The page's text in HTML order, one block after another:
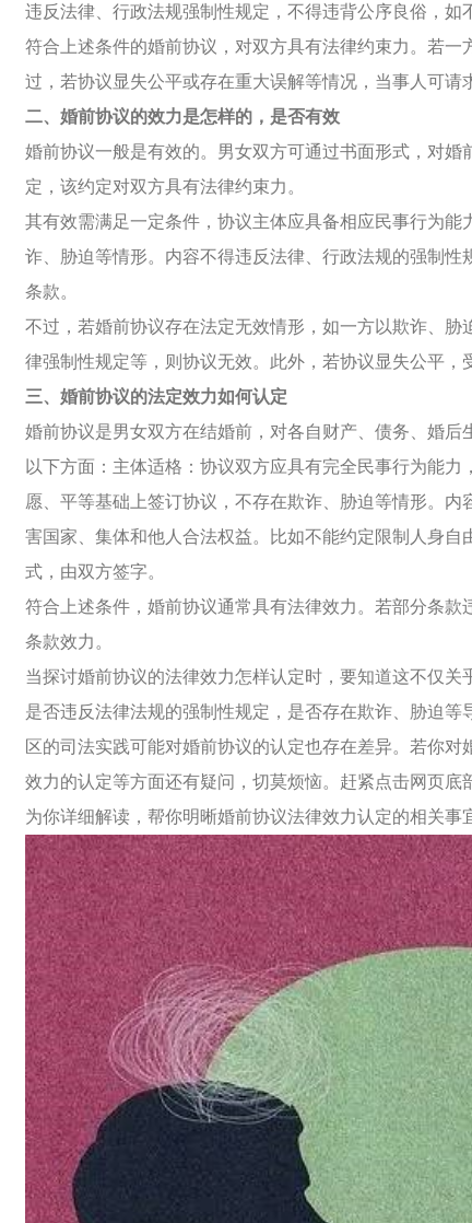
违反法律、行政法规强制性规定，不得违背公序良俗，
符合上述条件的婚前协议，对双方具有法律约束力。若
过，若协议显失公平或存在重大误解等情况，当事人可请
二、婚前协议的效力是怎样的，是否有效
婚前协议一般是有效的。男女双方可通过书面形式，对
定，该约定对双方具有法律约束力。
其有效需满足一定条件，协议主体应具备相应民事行为
诈、胁迫等情形。内容不得违反法律、行政法规的强制
条款。
不过，若婚前协议存在法定无效情形，如一方以欺诈、
律强制性规定等，则协议无效。此外，若协议显失公平，
三、婚前协议的法定效力如何认定
婚前协议是男女双方在结婚前，对各自财产、债务、婚
以下方面：主体适格：协议双方应具有完全民事行为能
愿、平等基础上签订协议，不存在欺诈、胁迫等情形。
害国家、集体和他人合法权益。比如不能约定限制人身
式，由双方签字。
符合上述条件，婚前协议通常具有法律效力。若部分条
条款效力。
当探讨婚前协议的法律效力怎样认定时，要知道这不仅
是否违反法律法规的强制性规定，是否存在欺诈、胁迫
区的司法实践可能对婚前协议的认定也存在差异。若你
效力的认定等方面还有疑问，切莫烦恼。赶紧点击网页底
为你详细解读，帮你明晰婚前协议法律效力认定的相关事